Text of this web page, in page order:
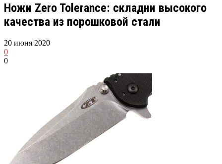
Ножи Zero Tolerance: складни высокого
качества из порошковой стали
20 июня 2020
0
0